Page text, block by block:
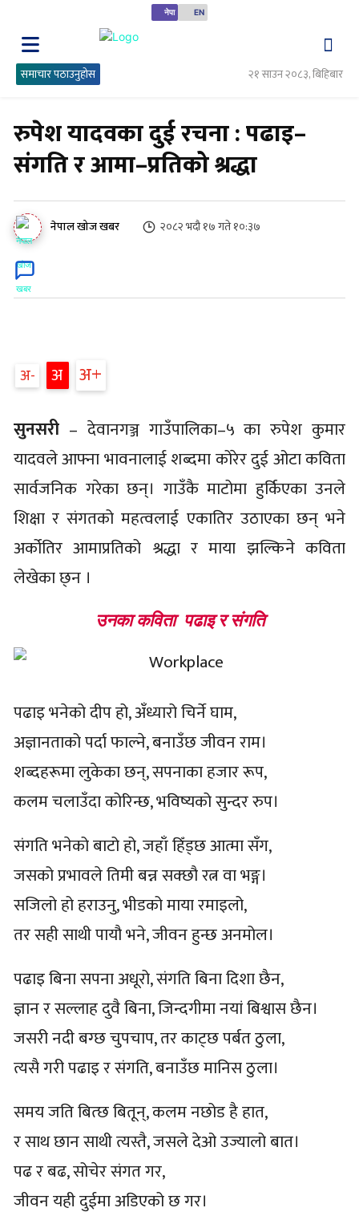
नेपा EN
समाचार पठाउनुहोस २१ साउन २०८३, बिहिबार
रुपेश यादवका दुई रचना : पढाइ–
संगति र आमा–प्रतिको श्रद्धा
नेपाल खोज खबर २०८२ भदौ १७ गते १०:३७
अ अ अ
सुनसरी – देवानगञ्ज गाउँपालिका–५ का रुपेश कुमार
यादवले आफ्ना भावनालाई शब्दमा कोरेर दुई ओटा कविता
सार्वजनिक गरेका छन्। गाउँकै माटोमा हुर्किएका उनले
शिक्षा र संगतको महत्वलाई एकातिर उठाएका छन् भने
अर्कोतिर आमाप्रतिको श्रद्धा र माया झल्किने कविता
लेखेका छ्न ।
उनका कविता पढाइ र संगति
पढाइ भनेको दीप हो, अँध्यारो चिर्ने घाम,
अज्ञानताको पर्दा फाल्ने, बनाउँछ जीवन राम।
शब्दहरूमा लुकेका छन्, सपनाका हजार रूप,
कलम चलाउँदा कोरिन्छ, भविष्यको सुन्दर रुप।
संगति भनेको बाटो हो, जहाँ हिँड्छ आत्मा सँग,
जसको प्रभावले तिमी बन्न सक्छौ रत्न वा भङ्ग।
सजिलो हो हराउनु, भीडको माया रमाइलो,
तर सही साथी पायौ भने, जीवन हुन्छ अनमोल।
पढाइ बिना सपना अधूरो, संगति बिना दिशा छैन,
ज्ञान र सल्लाह दुवै बिना, जिन्दगीमा नयां बिश्वास छैन।
जसरी नदी बग्छ चुपचाप, तर काट्छ पर्बत ठुला,
त्यसै गरी पढाइ र संगति, बनाउँछ मानिस ठुला।
समय जति बित्छ बितून्, कलम नछोड है हात,
र साथ छान साथी त्यस्तै, जसले देओ उज्यालो बात।
पढ र बढ, सोचेर संगत गर,
जीवन यही दुईमा अडिएको छ गर।